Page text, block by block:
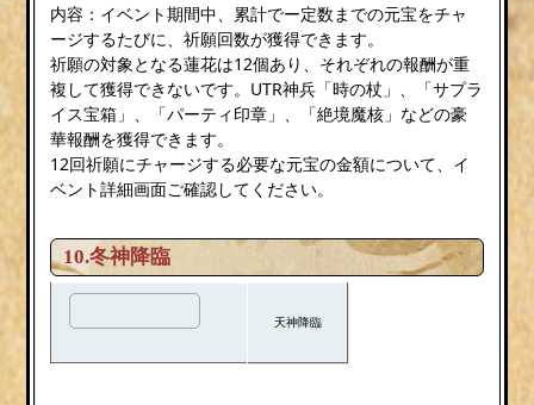
内容：イベント期間中、累計でー定数までの元宝をチャ
ージするたびに、祈願回数が獲得できます。
祈願の対象となる蓮花は12個あり、それぞれの報酬が重
複して獲得できないです。UTR神兵「時の杖」、「サプラ
イス宝箱」、「パーティ印章」、「絶境魔核」などの豪
華報酬を獲得できます。
12回祈願にチャージする必要な元宝の金額について、イ
ベント詳細画面ご確認してください。
10.冬神降臨
天神降臨